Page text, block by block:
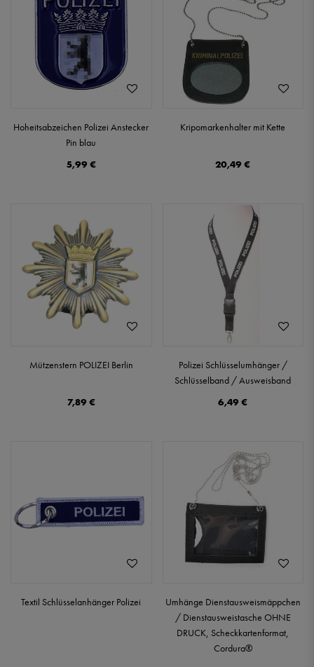
Hoheitsabzeichen Polizei Anstecker
Pin blau
5,99 €
Kripomarkenhalter mit Kette
20,49 €
Mützenstern POLIZEI Berlin
7,89 €
Polizei Schlüsselumhänger /
Schlüsselband / Ausweisband
6,49 €
Textil Schlüsselanhänger Polizei
Umhänge Dienstausweismäppchen
/ Dienstausweistasche OHNE
DRUCK, Scheckkartenformat,
Cordura®